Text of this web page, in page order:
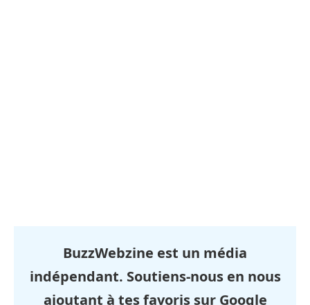
BuzzWebzine est un média
indépendant. Soutiens-nous en nous
ajoutant à tes favoris sur Google